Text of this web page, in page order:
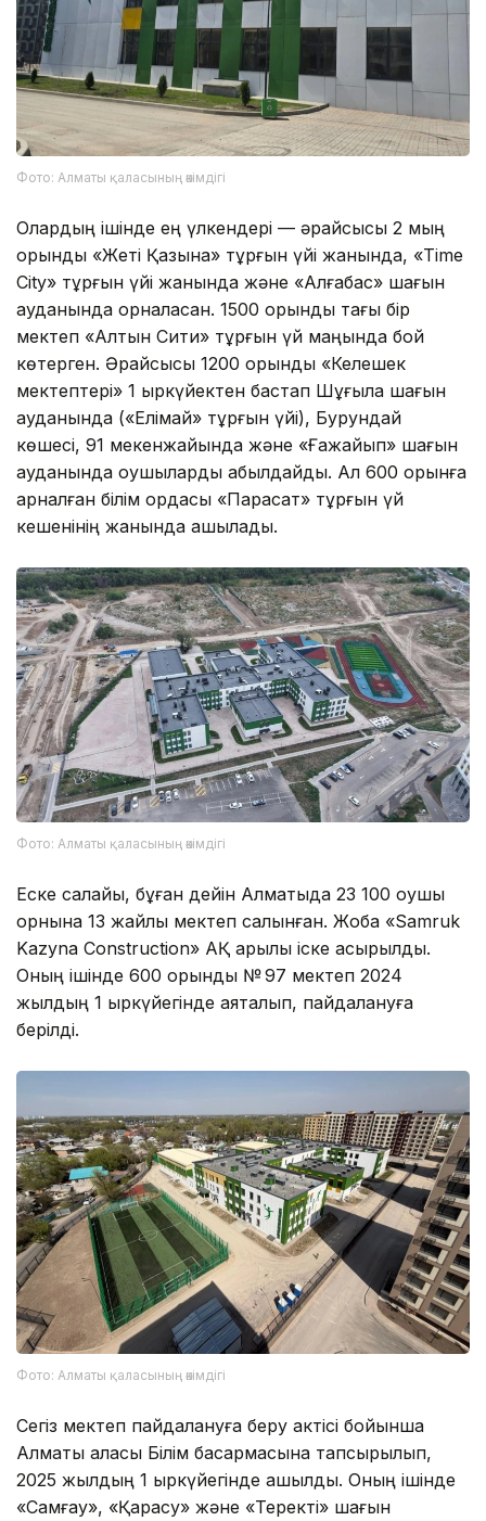
Фото: Алматы қаласының әкімдігі
Олардың ішінде ең үлкендері — әрқайсысы 2 мың
орындық «Жеті Қазына» тұрғын үйі жанында, «Time
City» тұрғын үйі жанында және «Алғабас» шағын
ауданында орналасқан. 1500 орындық тағы бір
мектеп «Алтын Сити» тұрғын үй маңында бой
көтерген. Әрқайсысы 1200 орындық «Келешек
мектептері» 1 қыркүйектен бастап Шұғыла шағын
ауданында («Елімай» тұрғын үйі), Бурундай
көшесі, 91 мекенжайында және «Ғажайып» шағын
ауданында оқушыларды қабылдайды. Ал 600 орынға
арналған білім ордасы «Парасат» тұрғын үй
кешенінің жанында ашылады.
Фото: Алматы қаласының әкімдігі
Еске салайық, бұған дейін Алматыда 23 100 оқушы
орнына 13 жайлы мектеп салынған. Жоба «Samruk
Kazyna Construction» АҚ арқылы іске асырылды.
Оның ішінде 600 орындық № 97 мектеп 2024
жылдың 1 қыркүйегінде аяқталып, пайдалануға
берілді.
Фото: Алматы қаласының әкімдігі
Сегіз мектеп пайдалануға беру актісі бойынша
Алматы қаласы Білім басқармасына тапсырылып,
2025 жылдың 1 қыркүйегінде ашылды. Оның ішінде
«Самғау», «Қарасу» және «Теректі» шағын